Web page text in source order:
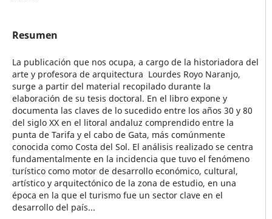
Resumen
La publicación que nos ocupa, a cargo de la historiadora del
arte y profesora de arquitectura Lourdes Royo Naranjo,
surge a partir del material recopilado durante la
elaboración de su tesis doctoral. En el libro expone y
documenta las claves de lo sucedido entre los años 30 y 80
del siglo XX en el litoral andaluz comprendido entre la
punta de Tarifa y el cabo de Gata, más comúnmente
conocida como Costa del Sol. El análisis realizado se centra
fundamentalmente en la incidencia que tuvo el fenómeno
turístico como motor de desarrollo económico, cultural,
artístico y arquitectónico de la zona de estudio, en una
época en la que el turismo fue un sector clave en el
desarrollo del país...